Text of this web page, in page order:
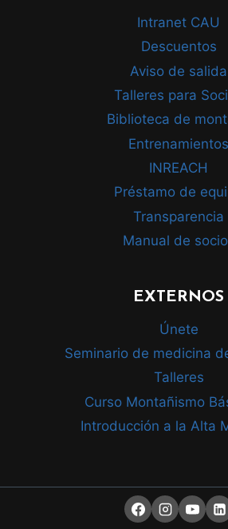
Intranet CAU
Descuentos
Aviso de salida
Talleres para
Biblioteca de
Entrenamientos
INREACH
Préstamo de
Transparencia
Manual de
EXTERNOS
Únete
Seminario de medicina
Talleres
Curso Montañismo
Introducción a la Alta